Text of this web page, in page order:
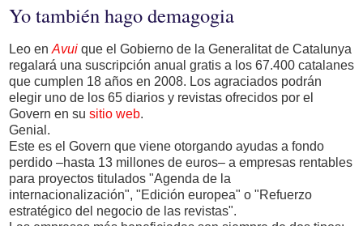
Yo también hago demagogia
Leo en Avui que el Gobierno de la Generalitat de Catalunya
regalará una suscripción anual gratis a los 67.400 catalanes
que cumplen 18 años en 2008. Los agraciados podrán
elegir uno de los 65 diarios y revistas ofrecidos por el
Govern en su sitio web.
Genial.
Este es el Govern que viene otorgando ayudas a fondo
perdido –hasta 13 millones de euros– a empresas rentables
para proyectos titulados "Agenda de la
internacionalización", "Edición europea" o "Refuerzo
estratégico del negocio de las revistas".